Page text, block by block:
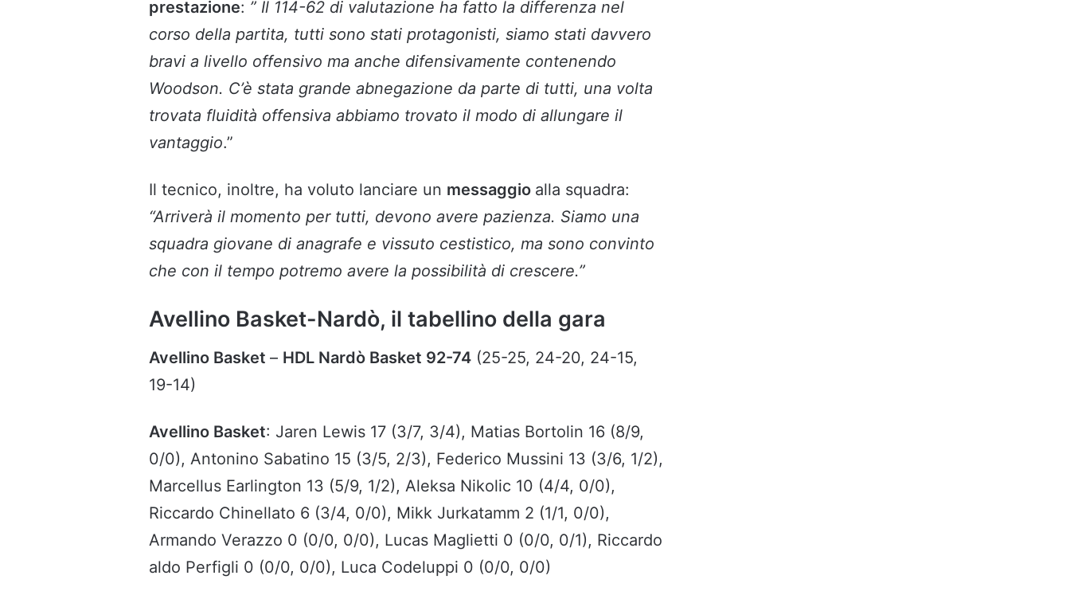
prestazione: ” Il 114-62 di valutazione ha fatto la differenza nel
corso della partita, tutti sono stati protagonisti, siamo stati davvero
bravi a livello offensivo ma anche difensivamente contenendo
Woodson. C’è stata grande abnegazione da parte di tutti, una volta
trovata fluidità offensiva abbiamo trovato il modo di allungare il
vantaggio.”
Il tecnico, inoltre, ha voluto lanciare un messaggio alla squadra:
“Arriverà il momento per tutti, devono avere pazienza. Siamo una
squadra giovane di anagrafe e vissuto cestistico, ma sono convinto
che con il tempo potremo avere la possibilità di crescere.”
Avellino Basket-Nardò, il tabellino della gara
Avellino Basket – HDL Nardò Basket 92-74 (25-25, 24-20, 24-15,
19-14)
Avellino Basket: Jaren Lewis 17 (3/7, 3/4), Matias Bortolin 16 (8/9,
0/0), Antonino Sabatino 15 (3/5, 2/3), Federico Mussini 13 (3/6, 1/2),
Marcellus Earlington 13 (5/9, 1/2), Aleksa Nikolic 10 (4/4, 0/0),
Riccardo Chinellato 6 (3/4, 0/0), Mikk Jurkatamm 2 (1/1, 0/0),
Armando Verazzo 0 (0/0, 0/0), Lucas Maglietti 0 (0/0, 0/1), Riccardo
aldo Perfigli 0 (0/0, 0/0), Luca Codeluppi 0 (0/0, 0/0)